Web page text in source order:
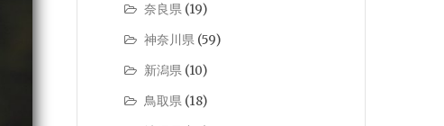
奈良県 (19)
神奈川県 (59)
新潟県 (10)
鳥取県 (18)